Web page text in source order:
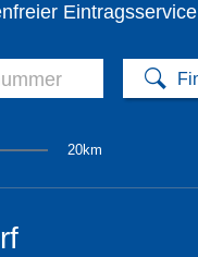
Eintragsservice
20km